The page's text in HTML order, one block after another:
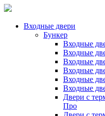
Входные двери
Бункер
Входные
Входные
Входные
Входные
Входные
Входные
Двери с
Про